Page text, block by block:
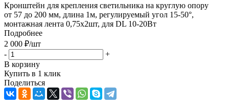
Кронштейн для крепления светильника на круглую опору
от 57 до 200 мм, длина 1м, регулируемый угол 15-50°,
монтажная лента 0,75х2шт, для DL 10-20Вт
Подробнее
2 000 ₽/шт
-
+
В корзину
Купить в 1 клик
Поделиться